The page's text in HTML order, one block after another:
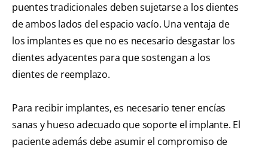
puentes tradicionales deben sujetarse a los dientes
de ambos lados del espacio vacío. Una ventaja de
los implantes es que no es necesario desgastar los
dientes adyacentes para que sostengan a los
dientes de reemplazo.
Para recibir implantes, es necesario tener encías
sanas y hueso adecuado que soporte el implante. El
paciente además debe asumir el compromiso de